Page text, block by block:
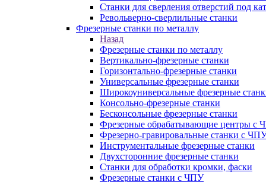
Станки для сверления отверстий под
Револьверно-сверлильные станки
Фрезерные станки по металлу
Назад
Фрезерные станки по металлу
Вертикально-фрезерные станки
Горизонтально-фрезерные станки
Универсальные фрезерные станки
Широкоуниверсальные фрезерные
Консольно-фрезерные станки
Бесконсольные фрезерные станки
Фрезерные обрабатывающие центры с
Фрезерно-гравировальные станки с
Инструментальные фрезерные станки
Двухсторонние фрезерные станки
Станки для обработки кромки, фаски
Фрезерные станки с ЧПУ